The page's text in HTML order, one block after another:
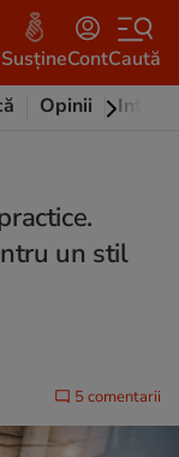
SusțineContCaută
Opinii
un stil
5 comentarii